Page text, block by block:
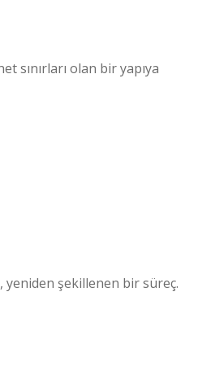
sınırları olan bir yapıya
yeniden şekillenen bir süreç.